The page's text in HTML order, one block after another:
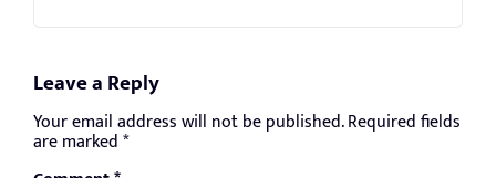
Leave a Reply
Your email address will not be published.Required fields
are marked*